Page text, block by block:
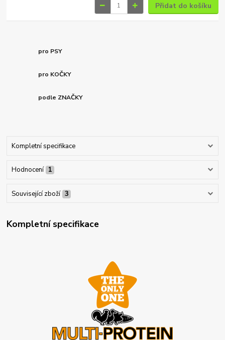
Přidat do košíku
pro PSY
pro KOČKY
podle ZNAČKY
Kompletní specifikace
Hodnocení 1
Související zboží 3
Kompletní specifikace